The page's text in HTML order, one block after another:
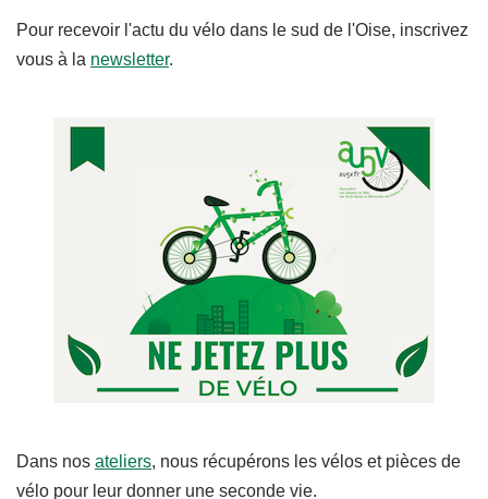
Pour recevoir l'actu du vélo dans le sud de l'Oise, inscrivez
vous à la newsletter.
Dans nos ateliers, nous récupérons les vélos et pièces de
vélo pour leur donner une seconde vie.